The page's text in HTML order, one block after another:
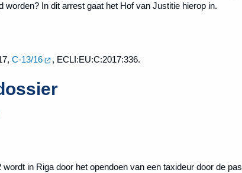
worden? In dit arrest gaat het Hof van Justitie hierop in.
C-13/16 , ECLI:EU:C:2017:336.
wordt in Riga door het opendoen van een taxideur door de